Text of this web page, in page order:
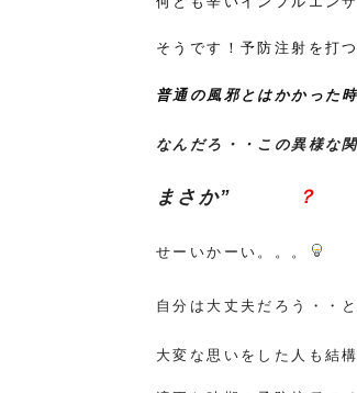
そうです！予防注射を打
普通の風邪とはかかった
なんだろ・・この異様な
まさか” ？
せーいかーい。。。
自分は大丈夫だろう・・
大変な思いをした人も結